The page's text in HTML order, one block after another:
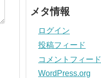
メタ情報
ログイン
投稿フィード
コメントフィード
WordPress.org